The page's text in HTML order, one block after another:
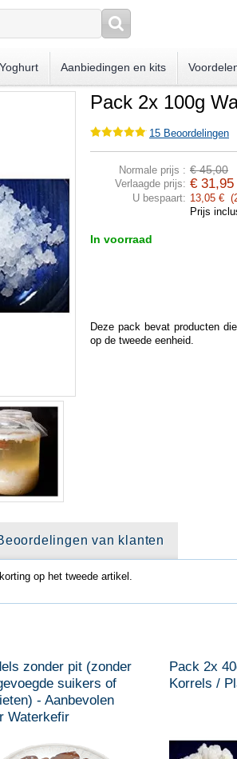
Yoghurt Aanbiedingen en kits
Pack 2x 100g
15 Beoordelingen
Normale prijs : € 45,00
Verlaagde prijs: € 31,95
U bespaart: 13,05 €
Prijs
In voorraad
Deze pack bevat producten
op de tweede eenheid.
van klanten
op het tweede artikel.
zonder pit (zonder
suikers of
- Aanbevolen
Waterkefir
Pack 2x
Korrels /